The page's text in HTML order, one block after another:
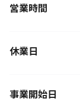
営業時間
休業日
事業開始日